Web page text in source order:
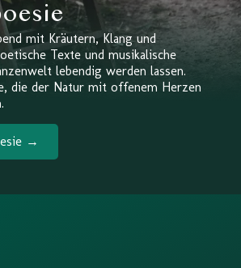
mit Kräutern, Klang und
Texte und musikalische
lebendig werden lassen.
die der Natur mit offenem Herzen
→